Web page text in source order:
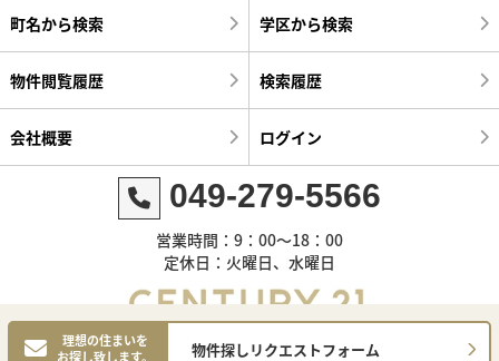
理想の住まいを
お探し致します。
物件探しリクエストフォーム
町名から検索 学区から検索
物件閲覧履歴 検索履歴
会社概要 ログイン
049-279-5566
営業時間：9：00～18：00
定休日：火曜日、水曜日